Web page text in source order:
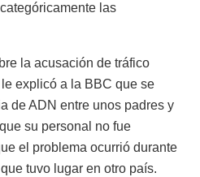
las
la acusación de tráfico
explicó a la BBC que se
de ADN entre unos padres y
su personal no fue
el problema ocurrió durante
tuvo lugar en otro país.